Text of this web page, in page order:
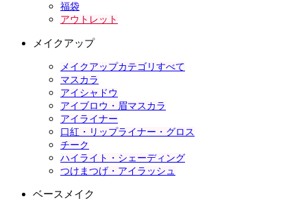
福袋
アウトレット
メイクアップ
メイクアップカテゴリすべて
マスカラ
アイシャドウ
アイブロウ・眉マスカラ
アイライナー
口紅・リップライナー・グロス
チーク
ハイライト・シェーディング
つけまつげ・アイラッシュ
ベースメイク